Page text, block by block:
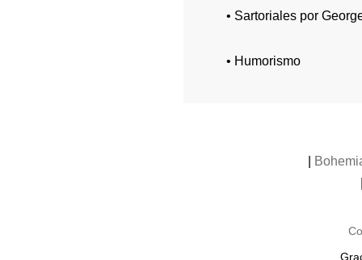
• Sartoriales por
• Humorismo